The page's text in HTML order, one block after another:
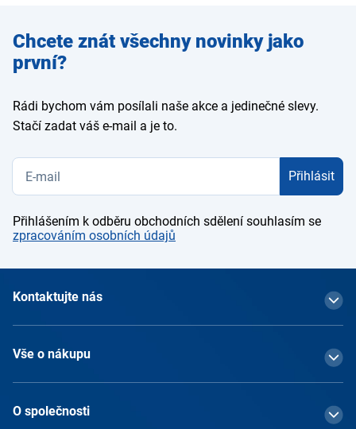
Zadejte
e-mail
Chcete znát všechny novinky jako
první?
Rádi bychom vám posílali naše akce a jedinečné slevy.
Stačí zadat váš e-mail a je to.
Přihlásit
Přihlášením k odběru obchodních sdělení souhlasím se
zpracováním osobních údajů
Kontaktujte nás
Vše o nákupu
O společnosti